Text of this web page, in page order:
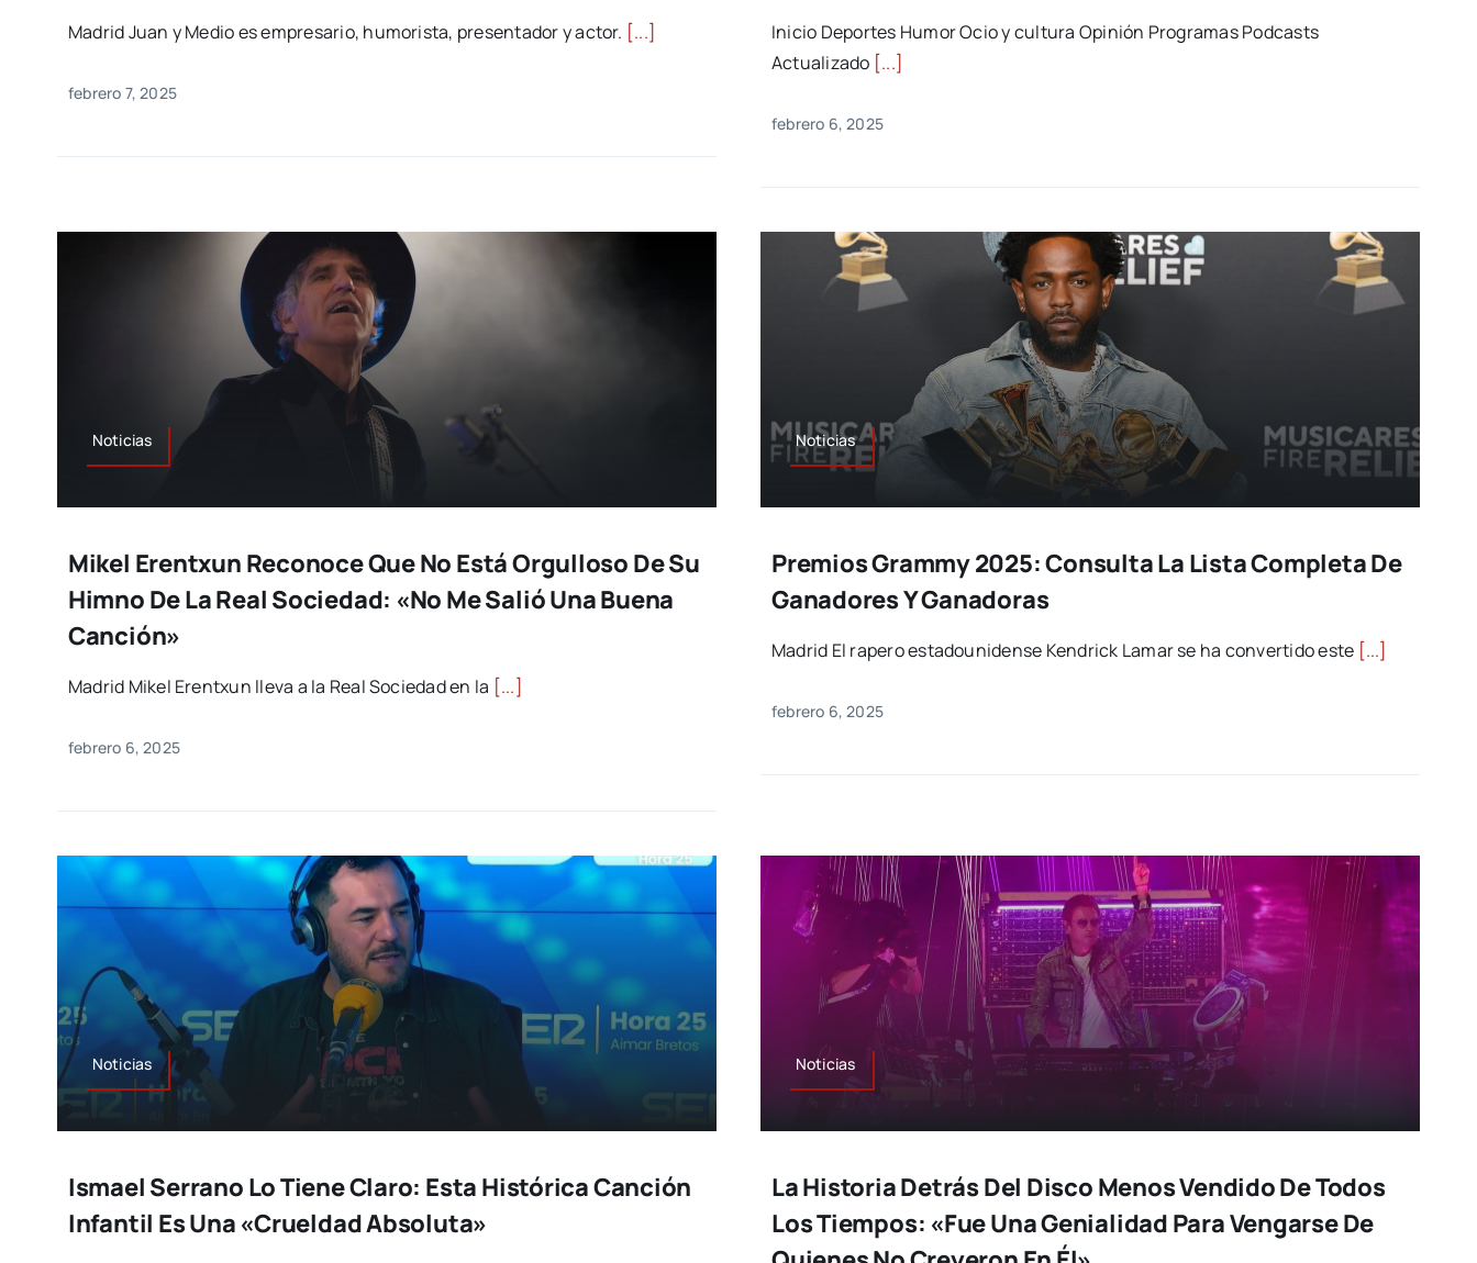
Madrid Juan y Medio es empresario, humorista, presentador y actor. [...]
febrero 7, 2025
Inicio Deportes Humor Ocio y cultura Opinión Programas Podcasts
Actualizado [...]
febrero 6, 2025
Noticias
Mikel Erentxun Reconoce Que No Está Orgulloso De Su
Himno De La Real Sociedad: «No Me Salió Una Buena
Canción»
Madrid Mikel Erentxun lleva a la Real Sociedad en la [...]
febrero 6, 2025
Noticias
Premios Grammy 2025: Consulta La Lista Completa De
Ganadores Y Ganadoras
Madrid El rapero estadounidense Kendrick Lamar se ha convertido este [...]
febrero 6, 2025
Noticias
Ismael Serrano Lo Tiene Claro: Esta Histórica Canción
Infantil Es Una «crueldad Absoluta»
Noticias
La Historia Detrás Del Disco Menos Vendido De Todos
Los Tiempos: «Fue Una Genialidad Para Vengarse De